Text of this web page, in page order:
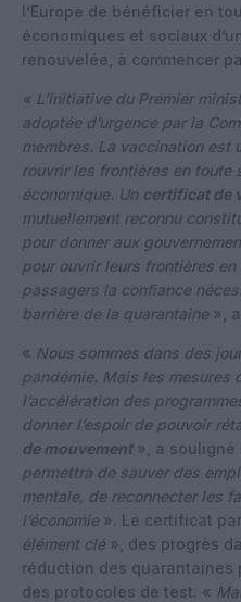
l’Europe de bénéficier en
économiques et sociaux
renouvelée, à commencer
« L’initiative du Premier
adoptée d’urgence par la
membres. La vaccination est
rouvrir les frontières en
économique. Un certificat de
mutuellement reconnu
pour donner aux
pour ouvrir leurs frontières
passagers la confiance
barrière de la quarantaine »,
« Nous sommes dans des
pandémie. Mais les mesures
l’accélération des
donner l’espoir de pouvoir
de mouvement», a souligné
permettra de sauver des
mentale, de reconnecter les
l’économie ». Le certificat
élément clé », des progrès
réduction des quarantaines
des protocoles de test. «